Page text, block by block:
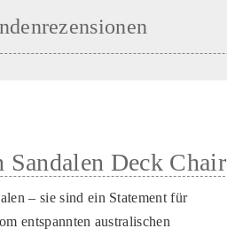
Sandalen Deck Chair
– sie sind ein Statement für
entspannten australischen